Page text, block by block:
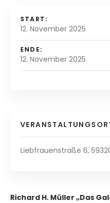
START:
12. November 2025
ENDE:
12. November 2025
Liebfrauenstraße 6,
Richard H. Müller „Das